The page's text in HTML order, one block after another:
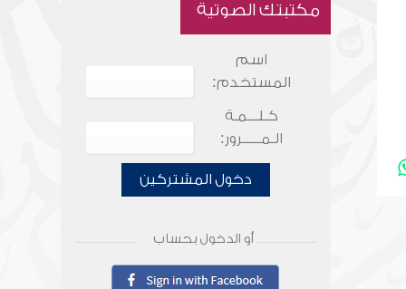
مكتبتك الصوتية
اسم
المستخدم:
كـلـــمـة
الـمـــــرور:
دخول المشتركين
أو الدخول بحساب